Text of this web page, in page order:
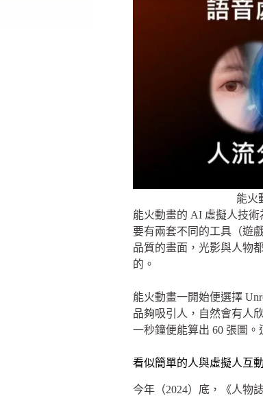
能火
能火動畫的 AI 虛擬人技
要有兩套不同的工具（遊
品質的畫面，光影與人物
的。
能火動畫一開始便選擇
品夠吸引人，自然會有人
一秒鐘便能算出 60 張圖
看似簡單的人與虛擬人互
今年（2024）底，《人物